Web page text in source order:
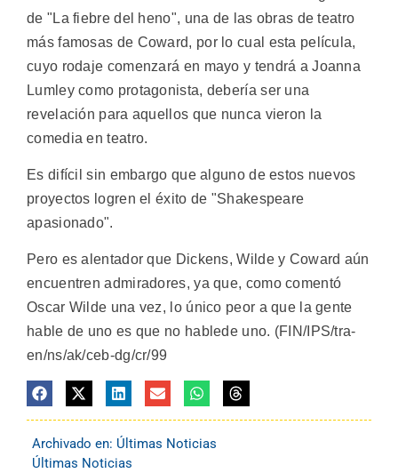
de "La fiebre del heno", una de las obras de teatro
más famosas de Coward, por lo cual esta película,
cuyo rodaje comenzará en mayo y tendrá a Joanna
Lumley como protagonista, debería ser una
revelación para aquellos que nunca vieron la
comedia en teatro.
Es difícil sin embargo que alguno de estos nuevos
proyectos logren el éxito de "Shakespeare
apasionado".
Pero es alentador que Dickens, Wilde y Coward aún
encuentren admiradores, ya que, como comentó
Oscar Wilde una vez, lo único peor a que la gente
hable de uno es que no hablede uno. (FIN/IPS/tra-
en/ns/ak/ceb-dg/cr/99
Archivado en: Últimas Noticias
Últimas Noticias